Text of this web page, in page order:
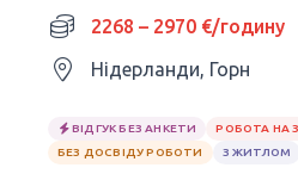
2268 – 2970 €/годину
Нідерланди, Горн
ВІДГУК БЕЗ АНКЕТИ
РОБОТА НА
БЕЗ ДОСВІДУ РОБОТИ
З ЖИТЛОМ